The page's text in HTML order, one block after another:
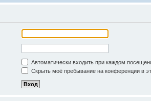
Автоматически входить при каждом
Скрыть моё пребывание на конференции в